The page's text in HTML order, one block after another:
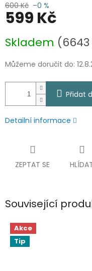
600 Kč –0 %
599 Kč
cena:
Skladem (6643
Můžeme doručit do:
Přidat
Detailní informace
ZEPTAT SE
Související
Akce
Tip